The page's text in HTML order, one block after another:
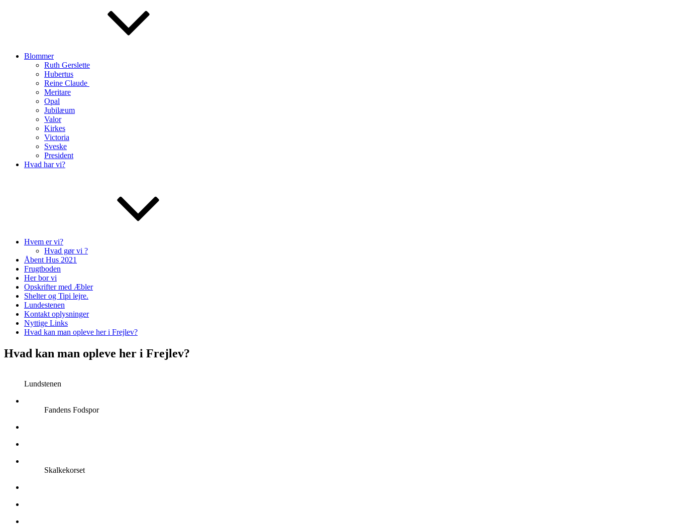
Blommer
Ruth Gerslette
Hubertus
Reine Claude
Meritare
Opal
Jubilæum
Valor
Kirkes
Victoria
Sveske
President
Hvad har vi?
Hvem er vi?
Hvad gør vi ?
Åbent Hus 2021
Frugtboden
Her bor vi
Opskrifter med Æbler
Shelter og Tipi lejre.
Lundestenen
Kontakt oplysninger
Nyttige Links
Hvad kan man opleve her i Frejlev?
Hvad kan man opleve her i Frejlev?
Lundstenen
Fandens Fodspor
Skalkekorset